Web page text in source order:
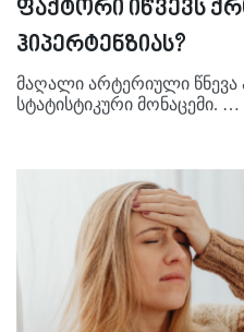
ფაქტორი იწვევს
ჰიპერტენზიას?
მაღალი არტერიული
სტატისტიკური მონაცემი. …